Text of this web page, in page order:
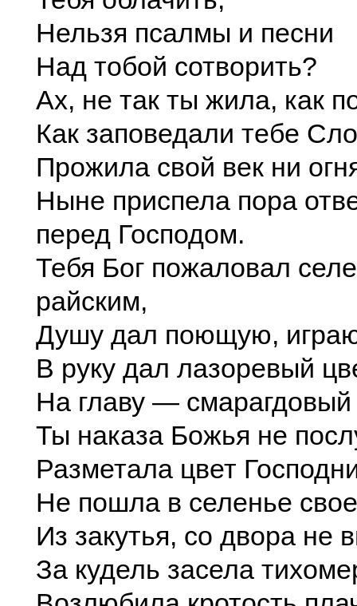
Нельзя псалмы и песни
Над тобой сотворить?
Ах, не так ты жила, как
Как заповедали тебе
Прожила свой век ни
Ныне приспела пора
перед Господом.
Тебя Бог пожаловал
райским,
Душу дал поющую,
В руку дал лазоревый
На главу — смарагдовый
Ты наказа Божья не
Разметала цвет
Не пошла в селенье
Из закутья, со двора не
За кудель засела